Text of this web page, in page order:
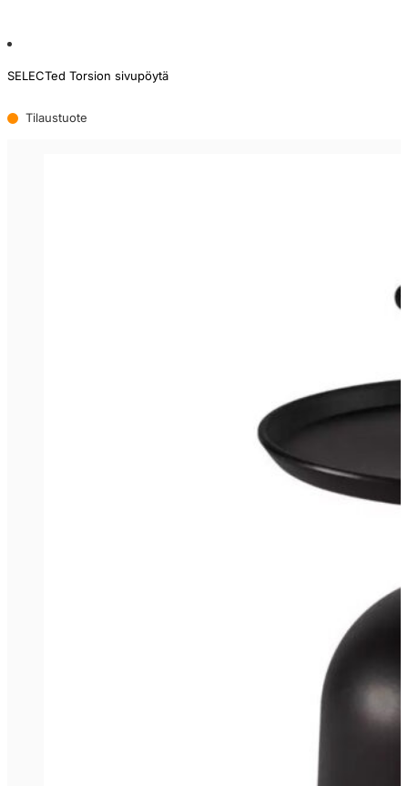
SELECTed Torsion sivupöytä
Tilaustuote